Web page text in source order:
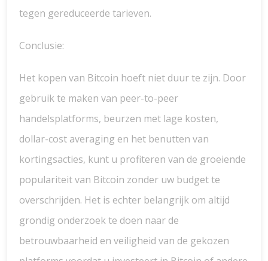
tegen gereduceerde tarieven.
Conclusie:
Het kopen van Bitcoin hoeft niet duur te zijn. Door
gebruik te maken van peer-to-peer
handelsplatforms, beurzen met lage kosten,
dollar-cost averaging en het benutten van
kortingsacties, kunt u profiteren van de groeiende
populariteit van Bitcoin zonder uw budget te
overschrijden. Het is echter belangrijk om altijd
grondig onderzoek te doen naar de
betrouwbaarheid en veiligheid van de gekozen